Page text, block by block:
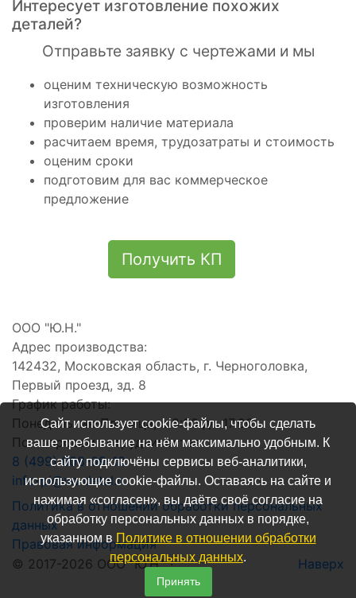
Интересует изготовление похожих
деталей?
Отправьте заявку с чертежами и мы
оценим техническую возможность
изготовления
проверим наличие материала
расчитаем время, трудозатраты и стоимость
оценим сроки
подготовим для вас коммерческое
предложение
Получить КП
Сайт использует cookie-файлы, чтобы сделать
ваше пребывание на нём максимально удобным. К
сайту подключёны сервисы веб-аналитики,
использующие cookie-файлы. Оставаясь на сайте и
нажимая «согласен», вы даёте своё согласие на
обработку персональных данных в порядке,
указанном в Политике в отношении обработки
персональных данных.
Принять
ООО "Ю.Н."
Адрес производства:
142432, Московская область, г. Черноголовка,
Первый проезд, зд. 8
График работы:
Понедельник-Пятница, с 8:00 до 17:00.
По вопросам сотрудничества:
8 (499) 608-09-10
info-pi@un-detal.ru
Политика в отношении обработки персональных
данных
Правовая информация
Наверх
© 2017-2026 ООО "Ю.Н." ·